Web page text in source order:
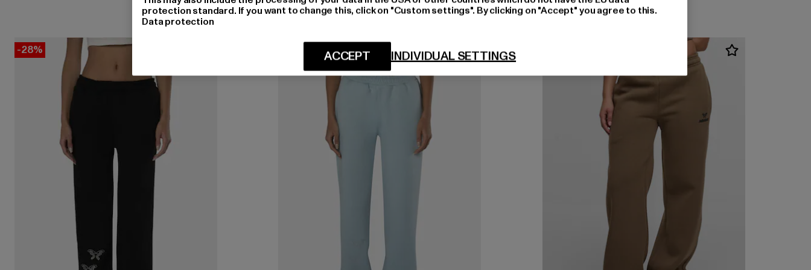
-28%
protection standard. If you want to change this, click on "Custom settings". By clicking on "Accept" you agree to this.
Data protection
INDIVIDUAL SETTINGS
ACCEPT